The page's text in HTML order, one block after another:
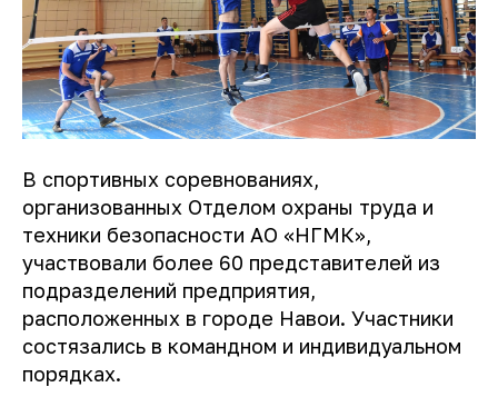
В спортивных соревнованиях,
организованных Отделом охраны труда и
техники безопасности АО «НГМК»,
участвовали более 60 представителей из
подразделений предприятия,
расположенных в городе Навои. Участники
состязались в командном и индивидуальном
порядках.